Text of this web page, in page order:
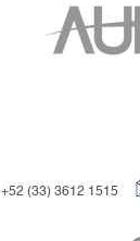
+52 (33) 3612 1515